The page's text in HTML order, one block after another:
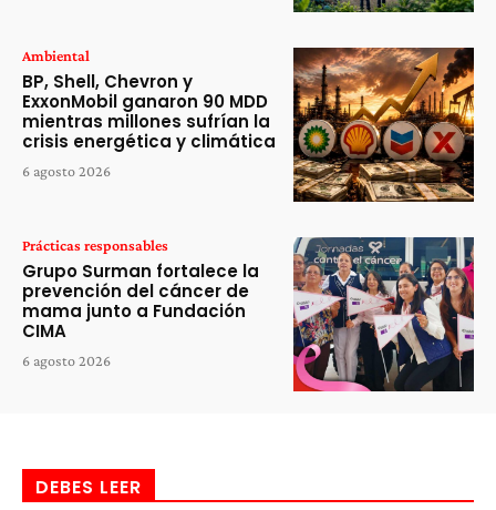
Ambiental
BP, Shell, Chevron y
ExxonMobil ganaron 90 MDD
mientras millones sufrían la
crisis energética y climática
6 agosto 2026
Prácticas responsables
Grupo Surman fortalece la
prevención del cáncer de
mama junto a Fundación
CIMA
6 agosto 2026
DEBES LEER